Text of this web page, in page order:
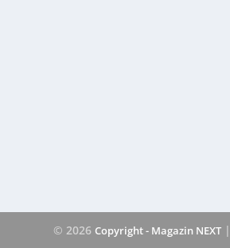
© 2026 Copyright - Magazin NEXT